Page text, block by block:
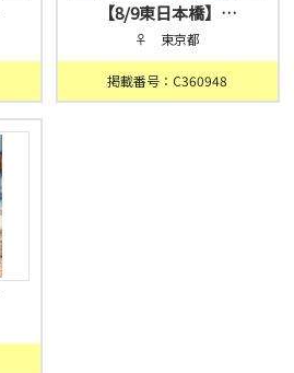
【8/9東日本橋】…
♀ 東京都
掲載番号：C360948